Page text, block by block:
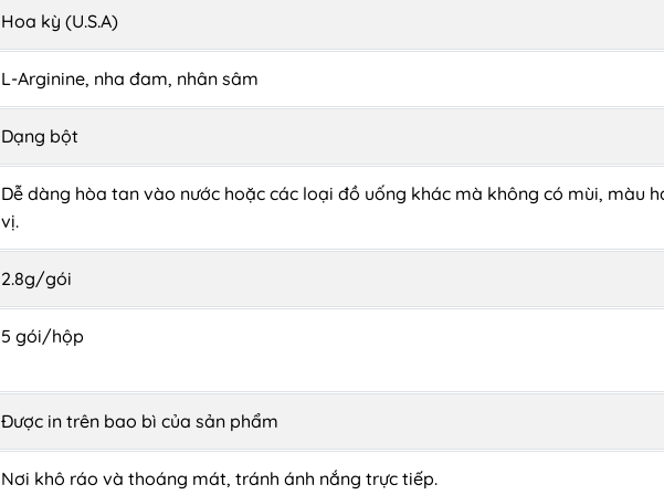
Hoa kỳ (U.S.A)
L-Arginine, nha đam, nhân sâm
Dạng bột
Dễ dàng hòa tan vào nước hoặc các loại đồ uống khác mà không có mùi, màu
vị.
2.8g/gói
5 gói/hộp
Được in trên bao bì của sản phẩm
Nơi khô ráo và thoáng mát, tránh ánh nắng trực tiếp.